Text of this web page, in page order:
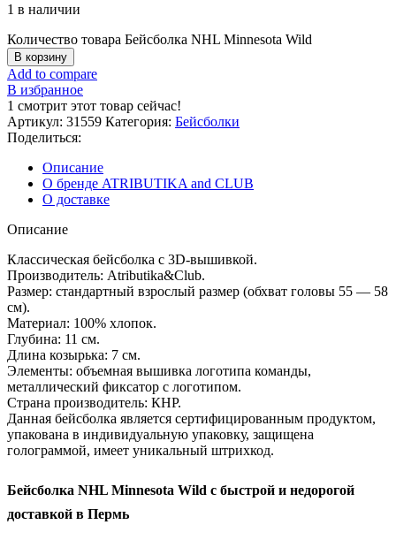
1 в наличии
Количество товара Бейсболка NHL Minnesota Wild
В корзину
Add to compare
В избранное
1 смотрит этот товар сейчас!
Артикул: 31559 Категория: Бейсболки
Поделиться:
Описание
О бренде ATRIBUTIKA and CLUB
О доставке
Описание
Классическая бейсболка c 3D-вышивкой.
Производитель: Atributika&Club.
Размер: стандартный взрослый размер (обхват головы 55 — 58
см).
Материал: 100% хлопок.
Глубина: 11 см.
Длина козырька: 7 см.
Элементы: объемная вышивка логотипа команды,
металлический фиксатор с логотипом.
Страна производитель: КНР.
Данная бейсболка является сертифицированным продуктом,
упакована в индивидуальную упаковку, защищена
голограммой, имеет уникальный штрихкод.
Бейсболка NHL Minnesota Wild с быстрой и недорогой
доставкой в Пермь